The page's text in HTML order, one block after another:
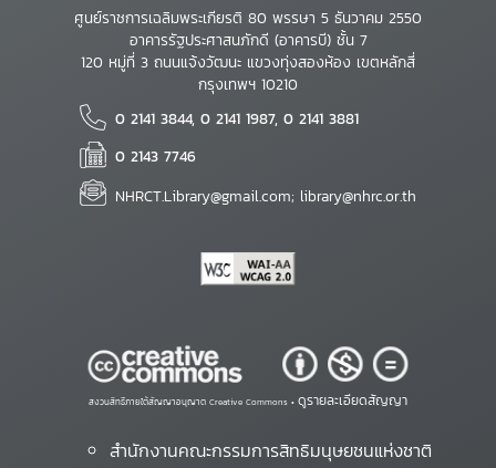
ศูนย์ราชการเฉลิมพระเกียรติ 80 พรรษา 5 ธันวาคม 2550
อาคารรัฐประศาสนภักดี (อาคารบี) ชั้น 7
120 หมู่ที่ 3 ถนนแจ้งวัฒนะ แขวงทุ่งสองห้อง เขตหลักสี่
กรุงเทพฯ 10210
0 2141 3844, 0 2141 1987, 0 2141 3881
0 2143 7746
NHRCT.Library@gmail.com; library@nhrc.or.th
สงวนสิทธิ์ภายใต้สัญญาอนุญาต Creative Commons • ดูรายละเอียดสัญญา
สำนักงานคณะกรรมการสิทธิมนุษยชนแห่งชาติ